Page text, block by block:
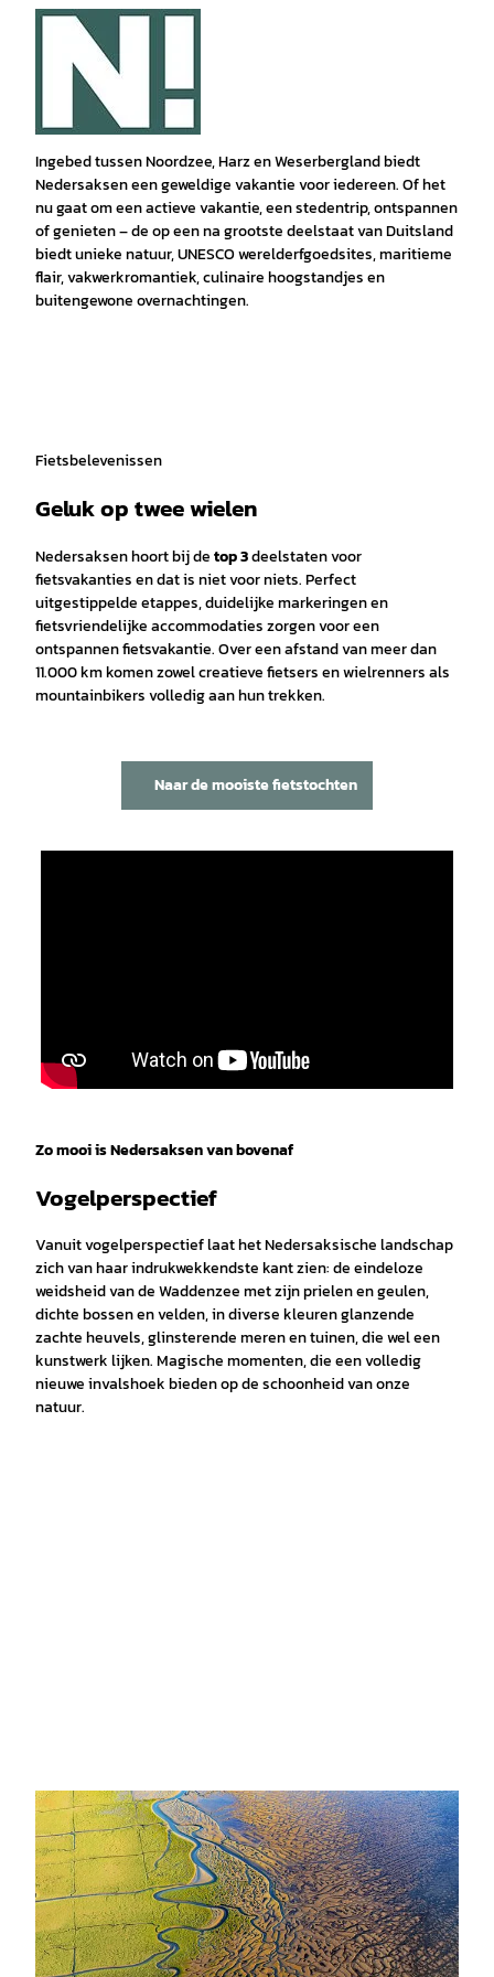
Ingebed tussen Noordzee, Harz en Weserbergland biedt
Nedersaksen een geweldige vakantie voor iedereen. Of het
nu gaat om een actieve vakantie, een stedentrip, ontspannen
of genieten – de op een na grootste deelstaat van Duitsland
biedt unieke natuur, UNESCO werelderfgoedsites, maritieme
flair, vakwerkromantiek, culinaire hoogstandjes en
buitengewone overnachtingen.
Fietsbelevenissen
Geluk op twee wielen
Nedersaksen hoort bij detop 3deelstaten voor
fietsvakanties en dat is niet voor niets. Perfect
uitgestippelde etappes, duidelijke markeringen en
fietsvriendelijke accommodaties zorgen voor een
ontspannen fietsvakantie. Over een afstand van meer dan
11.000 km komen zowel creatieve fietsers en wielrenners als
mountainbikers volledig aan hun trekken.
Naar de mooiste fietstochten
Zo mooi is Nedersaksen van bovenaf
Vogelperspectief
Vanuit vogelperspectief laat het Nedersaksische landschap
zich van haar indrukwekkendste kant zien: de eindeloze
weidsheid van de Waddenzee met zijn prielen en geulen,
dichte bossen en velden, in diverse kleuren glanzende
zachte heuvels, glinsterende meren en tuinen, die wel een
kunstwerk lijken. Magische momenten, die een volledig
nieuwe invalshoek bieden op de schoonheid van onze
natuur.